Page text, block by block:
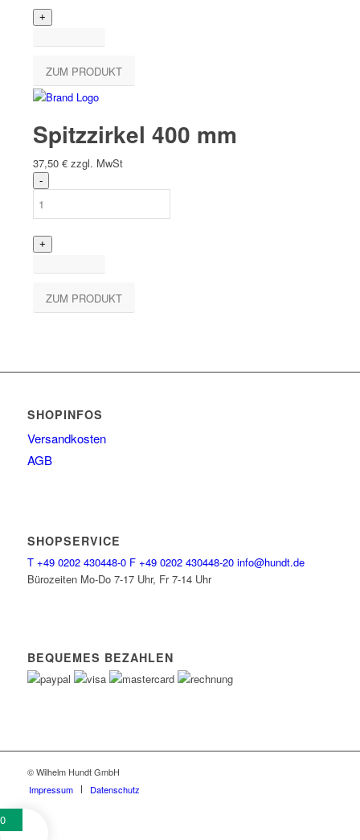
ZUM PRODUKT
Spitzzirkel 400 mm
37,50 € zzgl. MwSt
ZUM PRODUKT
SHOPINFOS
Versandkosten
AGB
SHOPSERVICE
T +49 0202 430448-0 F +49 0202 430448-20 info@hundt.de
Bürozeiten Mo-Do 7-17 Uhr, Fr 7-14 Uhr
BEQUEMES BEZAHLEN
© Wilhelm Hundt GmbH
Impressum
Datenschutz
0